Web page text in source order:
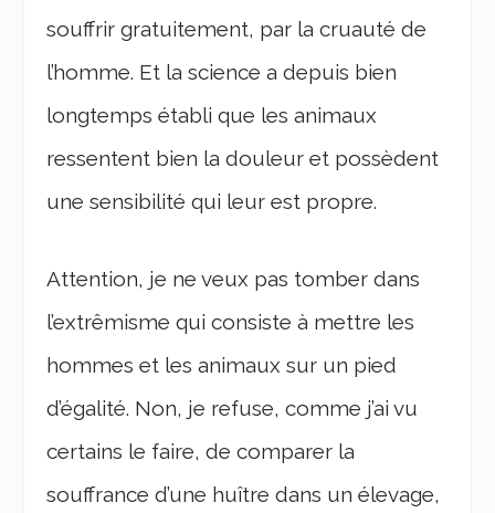
souffrir gratuitement, par la cruauté de
l’homme. Et la science a depuis bien
longtemps établi que les animaux
ressentent bien la douleur et possèdent
une sensibilité qui leur est propre.
Attention, je ne veux pas tomber dans
l’extrêmisme qui consiste à mettre les
hommes et les animaux sur un pied
d’égalité. Non, je refuse, comme j’ai vu
certains le faire, de comparer la
souffrance d’une huître dans un élevage,